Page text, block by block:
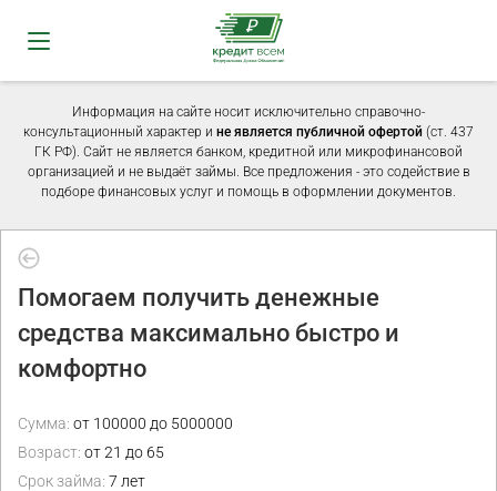
Информация на сайте носит исключительно справочно-
консультационный характер и не является публичной офертой (ст. 437
ГК РФ). Сайт не является банком, кредитной или микрофинансовой
организацией и не выдаёт займы. Все предложения - это содействие в
подборе финансовых услуг и помощь в оформлении документов.
Помогаем получить денежные
средства максимально быстро и
комфортно
Сумма: от 100000 до 5000000
Возраст: от 21 до 65
Срок займа: 7 лет